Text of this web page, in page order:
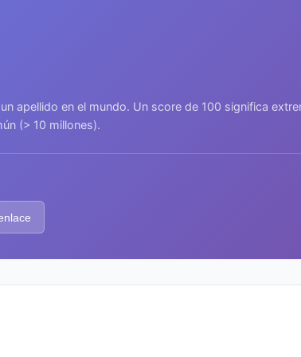
apellido en el mundo. Un score de 100 significa
(> 10 millones).